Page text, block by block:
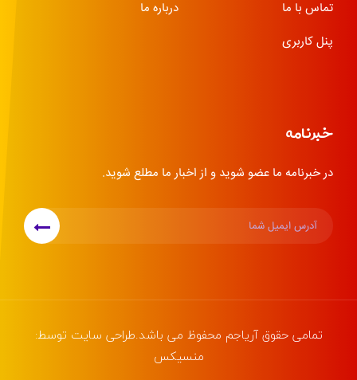
تماس با ما
درباره ما
پنل کاربری
خبرنامه
در خبرنامه ما عضو شوید و از اخبار ما مطلع شوید.
تمامی حقوقآریاجم محفوظ می باشد.طراحی سایت توسط:
منسیکس